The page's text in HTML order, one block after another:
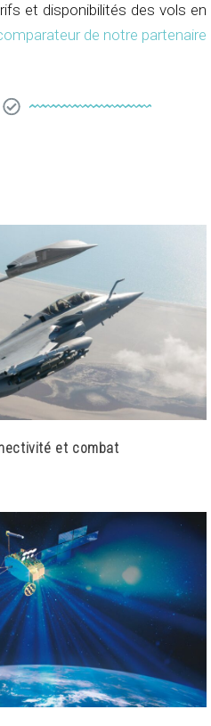
et disponibilités des vols en
de notre partenaire
et combat